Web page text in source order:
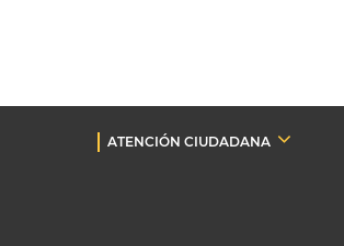
ATENCIÓN CIUDADANA